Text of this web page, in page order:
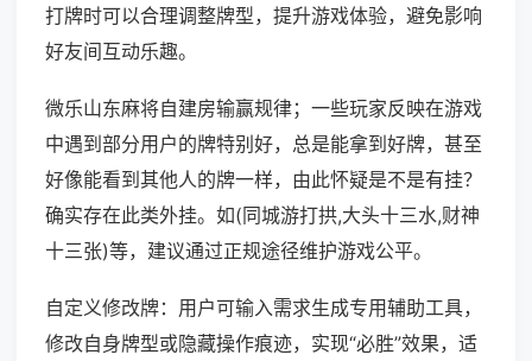
打牌时可以合理调整牌型，提升游戏体验，避免影响
好友间互动乐趣。
微乐山东麻将自建房输赢规律；一些玩家反映在游戏
中遇到部分用户的牌特别好，总是能拿到好牌，甚至
好像能看到其他人的牌一样，由此怀疑是不是有挂？
确实存在此类外挂。如(同城游打拱,大头十三水,财神
十三张)等，建议通过正规途径维护游戏公平。
自定义修改牌：用户可输入需求生成专用辅助工具，
修改自身牌型或隐藏操作痕迹，实现“必胜”效果，适